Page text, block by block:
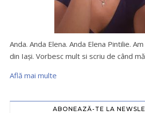
Anda. Anda Elena. Anda Elena Pintilie.
din Iaşi. Vorbesc mult si scriu de când
Află mai multe
ABONEAZĂ-TE LA